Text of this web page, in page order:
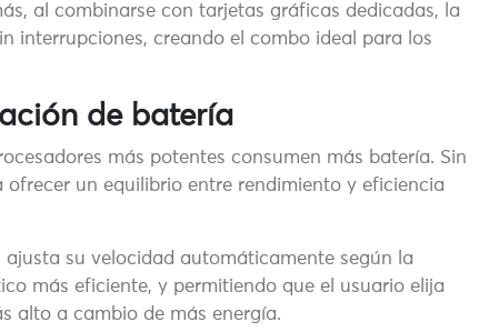
al combinarse con tarjetas gráficas dedicadas, la
interrupciones, creando el combo ideal para los
de batería
más potentes consumen más batería. Sin
un equilibrio entre rendimiento y eficiencia
su velocidad automáticamente según la
más eficiente, y permitiendo que el usuario elija
alto a cambio de más energía.